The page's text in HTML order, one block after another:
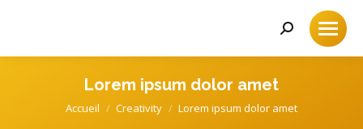
Recherche
:
Lorem ipsum dolor amet
Vous êtes ici :
Accueil Creativity Lorem ipsum dolor amet